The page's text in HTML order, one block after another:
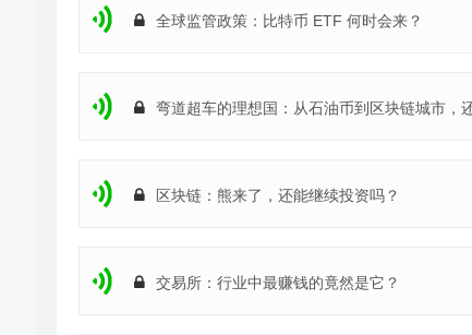
应了巨大的收益空间，等到资金流入数字货币的时候，
有链。有能力有魄力的投资者想必是能够在这样的环境
楚，自己承担的风险与能够获得的收益是否对应。就像
是价值的所在，炒作可能使价格偏离，但是不会使价格长
全球监管政策：比特币 ETF 何时会来？
弯道超车的理想国：从石油币到区块链城市，
区块链：熊来了，还能继续投资吗？
交易所：行业中最赚钱的竟然是它？